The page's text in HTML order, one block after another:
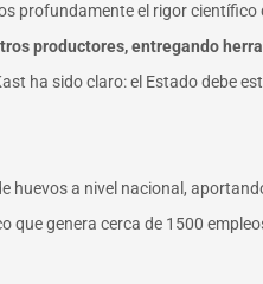
profundamente el rigor
productores, entregando
ha sido claro: el Estado debe
huevos a nivel nacional,
que genera cerca de 1500